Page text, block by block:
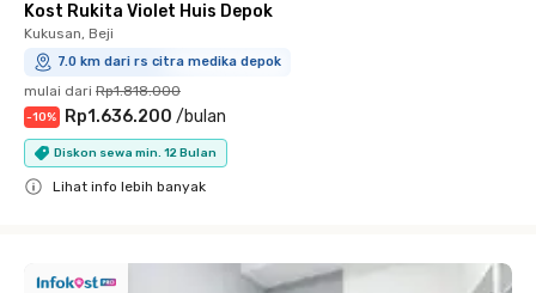
Kost Rukita Violet Huis Depok
Kukusan, Beji
7.0 km dari rs citra medika depok
mulai dari Rp1.818.000
-10% Rp1.636.200 /bulan
Diskon sewa min. 12 Bulan
Lihat info lebih banyak